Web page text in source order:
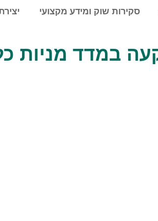
סקירות שוק ומידע מקצועי